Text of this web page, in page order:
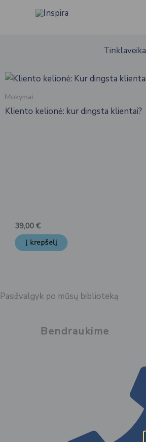
Tinklaveika
Mokymai
Kliento kelionė: kur dingsta klientai?
39,00 €
Į krepšelį
Pasižvalgyk po mūsų biblioteką
Bendraukime